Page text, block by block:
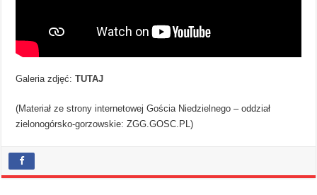
Galeria zdjęć:TUTAJ
(Materiał ze strony internetowej Gościa Niedzielnego – oddział
zielonogórsko-gorzowskie: ZGG.GOSC.PL)